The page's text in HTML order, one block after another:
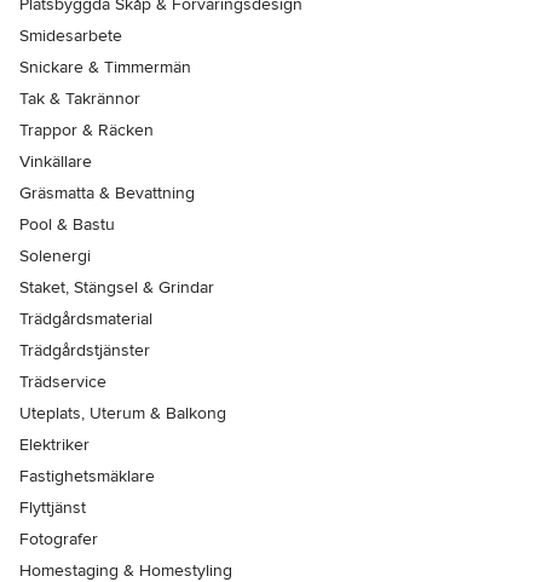
Smidesarbete
Snickare & Timmermän
Tak & Takrännor
Trappor & Räcken
Vinkällare
Gräsmatta & Bevattning
Pool & Bastu
Solenergi
Staket, Stängsel & Grindar
Trädgårdsmaterial
Trädgårdstjänster
Trädservice
Uteplats, Uterum & Balkong
Elektriker
Fastighetsmäklare
Flyttjänst
Fotografer
Homestaging & Homestyling